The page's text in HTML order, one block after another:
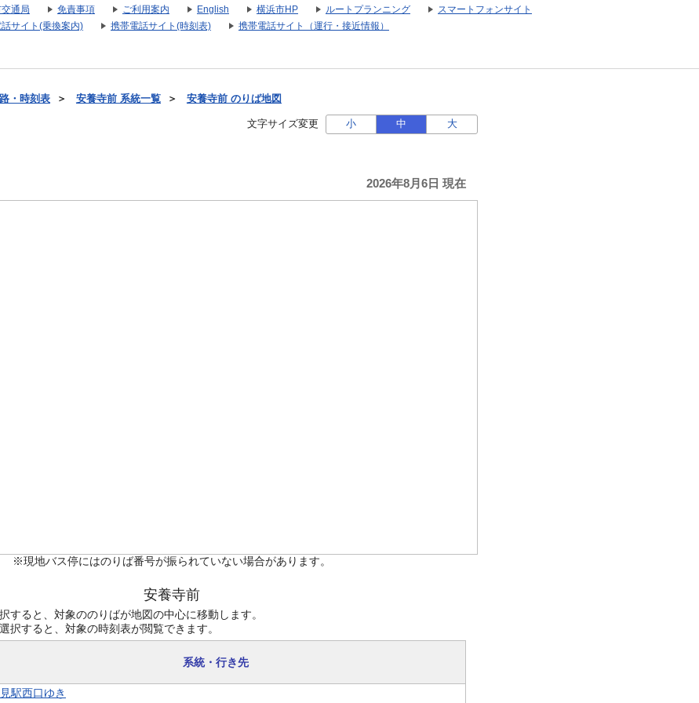
通局 免責事項 ご利用案内 English 横浜市HP ルートプランニング
スマートフォンサイト
サイト(乗換案内)
携帯電話サイト(時刻表) 携帯電話サイト（運行・接近情報）
・時刻表 ＞ 安養寺前 系統一覧 ＞ 安養寺前 のりば地図
文字サイズ変更 小 中 大
2026年8月6日 現在
※現地バス停にはのりば番号が振られていない場合があります。
安養寺前
すると、対象ののりばが地図の中心に移動します。
択すると、対象の時刻表が閲覧できます。
系統・行き先
駅西口ゆき